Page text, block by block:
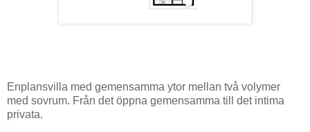
Enplansvilla med gemensamma ytor mellan två volymer
med sovrum. Från det öppna gemensamma till det intima
privata.